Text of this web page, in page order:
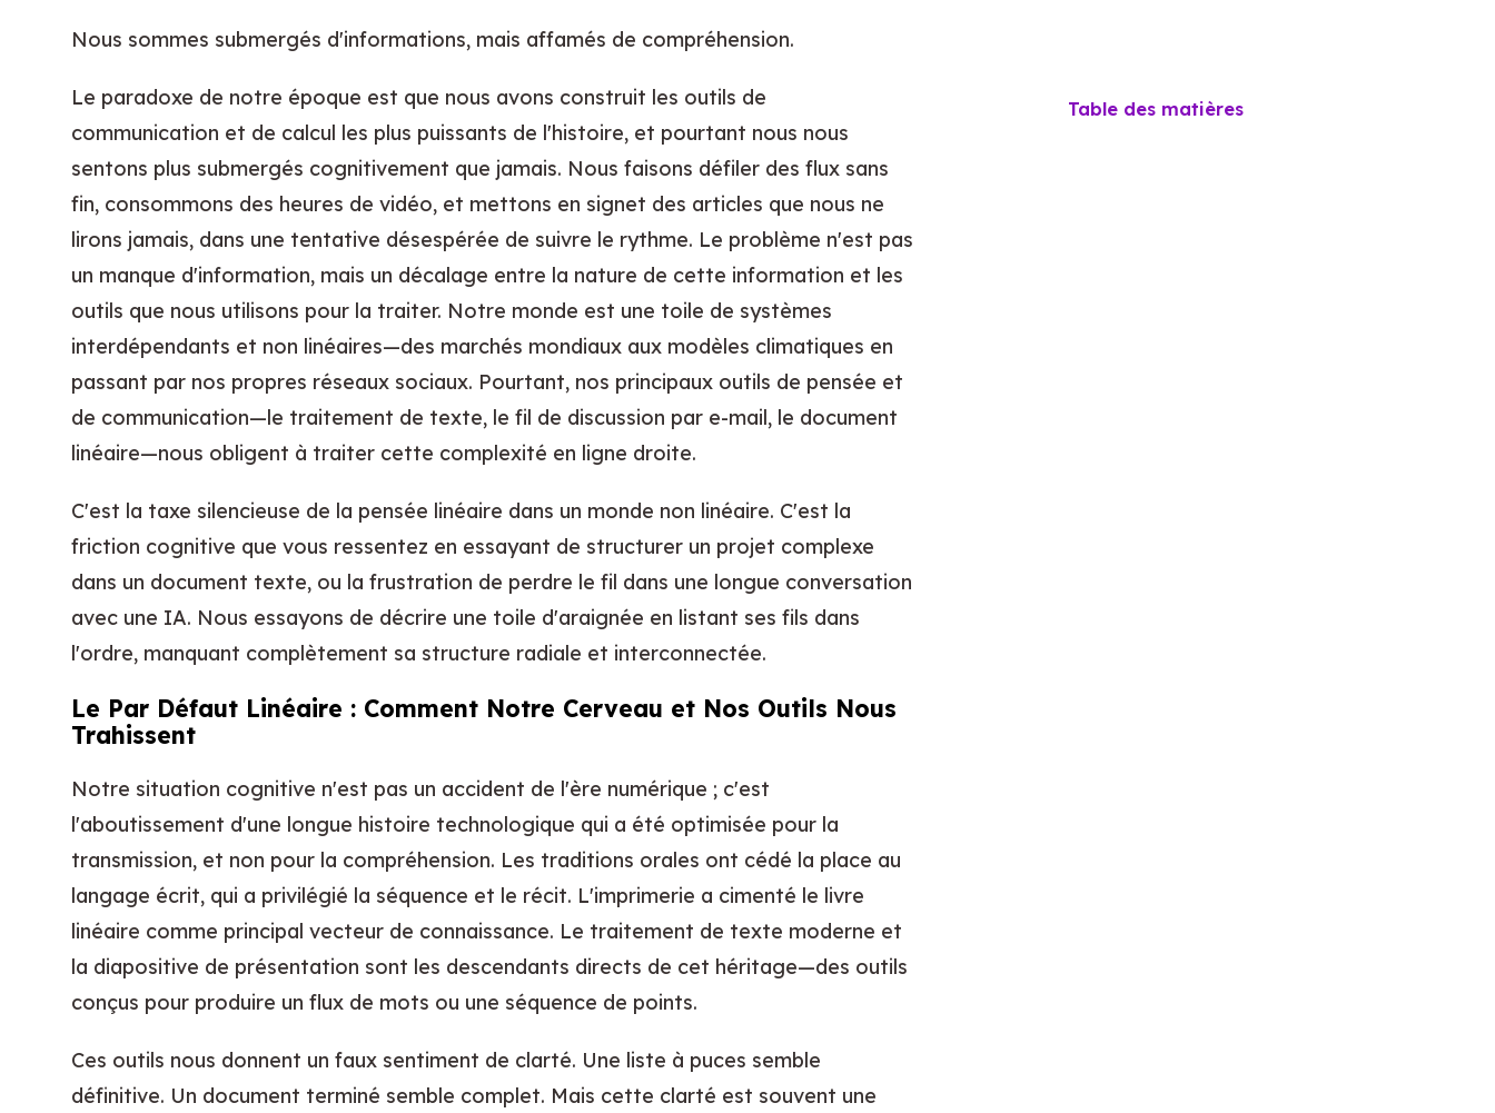
Nous sommes submergés d'informations, mais affamés de compréhension.
Le paradoxe de notre époque est que nous avons construit les outils de
communication et de calcul les plus puissants de l'histoire, et pourtant nous nous
sentons plus submergés cognitivement que jamais. Nous faisons défiler des flux sans
fin, consommons des heures de vidéo, et mettons en signet des articles que nous ne
lirons jamais, dans une tentative désespérée de suivre le rythme. Le problème n'est pas
un manque d'information, mais un décalage entre la nature de cette information et les
outils que nous utilisons pour la traiter. Notre monde est une toile de systèmes
interdépendants et non linéaires—des marchés mondiaux aux modèles climatiques en
passant par nos propres réseaux sociaux. Pourtant, nos principaux outils de pensée et
de communication—le traitement de texte, le fil de discussion par e-mail, le document
linéaire—nous obligent à traiter cette complexité en ligne droite.
C'est la taxe silencieuse de la pensée linéaire dans un monde non linéaire. C'est la
friction cognitive que vous ressentez en essayant de structurer un projet complexe
dans un document texte, ou la frustration de perdre le fil dans une longue conversation
avec une IA. Nous essayons de décrire une toile d'araignée en listant ses fils dans
l'ordre, manquant complètement sa structure radiale et interconnectée.
Le Par Défaut Linéaire : Comment Notre Cerveau et Nos Outils Nous
Trahissent
Notre situation cognitive n'est pas un accident de l'ère numérique ; c'est
l'aboutissement d'une longue histoire technologique qui a été optimisée pour la
transmission, et non pour la compréhension. Les traditions orales ont cédé la place au
langage écrit, qui a privilégié la séquence et le récit. L'imprimerie a cimenté le livre
linéaire comme principal vecteur de connaissance. Le traitement de texte moderne et
la diapositive de présentation sont les descendants directs de cet héritage—des outils
conçus pour produire un flux de mots ou une séquence de points.
Ces outils nous donnent un faux sentiment de clarté. Une liste à puces semble
définitive. Un document terminé semble complet. Mais cette clarté est souvent une
Table des matières